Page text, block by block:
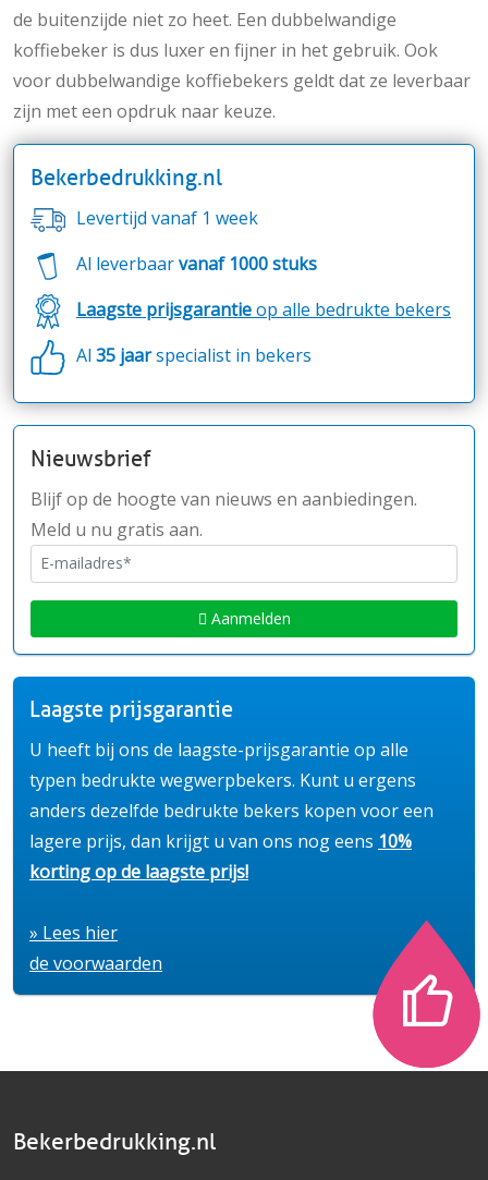
de buitenzijde niet zo heet. Een dubbelwandige
koffiebeker is dus luxer en fijner in het gebruik. Ook
voor dubbelwandige koffiebekers geldt dat ze leverbaar
zijn met een opdruk naar keuze.
Bekerbedrukking.nl
Levertijd vanaf 1 week
Al leverbaarvanaf 1000 stuks
Laagste prijsgarantieop alle bedrukte bekers
Al 35 jaarspecialist in bekers
Nieuwsbrief
Blijf op de hoogte van nieuws en aanbiedingen.
Meld u nu gratis aan.
Aanmelden
Laagste prijsgarantie
U heeft bij ons de laagste-prijsgarantie op alle
typen bedrukte wegwerpbekers. Kunt u ergens
anders dezelfde bedrukte bekers kopen voor een
lagere prijs, dan krijgt u van ons nog eens 10%
korting op de laagste prijs!
» Lees hier
de voorwaarden
Bekerbedrukking.nl